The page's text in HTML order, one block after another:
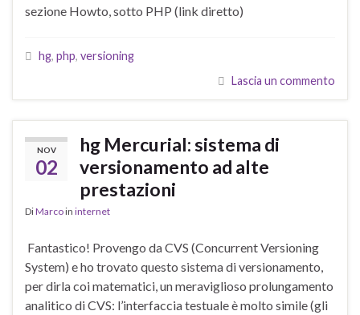
sezione Howto, sotto PHP (link diretto)
hg, php, versioning
Lascia un commento
NOV
02
hg Mercurial: sistema di
versionamento ad alte
prestazioni
DiMarcoin internet
Fantastico! Provengo da CVS (Concurrent Versioning
System) e ho trovato questo sistema di versionamento,
per dirla coi matematici, un meraviglioso prolungamento
analitico di CVS: l’interfaccia testuale è molto simile (gli